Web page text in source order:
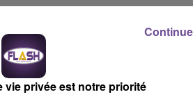
vie privée est notre priorité